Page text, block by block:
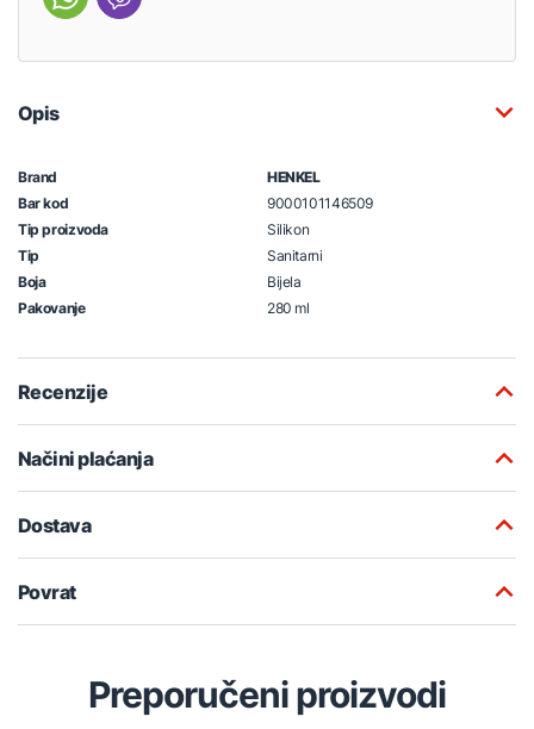
Opis
Brand
HENKEL
Bar kod
9000101146509
Tip proizvoda
Silikon
Tip
Sanitarni
Boja
Bijela
Pakovanje
280 ml
Recenzije
Načini plaćanja
Dostava
Povrat
Preporučeni proizvodi